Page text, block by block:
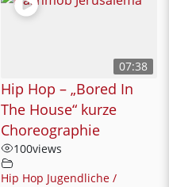
07:38
Hip Hop – „Bored In
The House“ kurze
Choreographie
100views
Hip Hop Jugendliche /